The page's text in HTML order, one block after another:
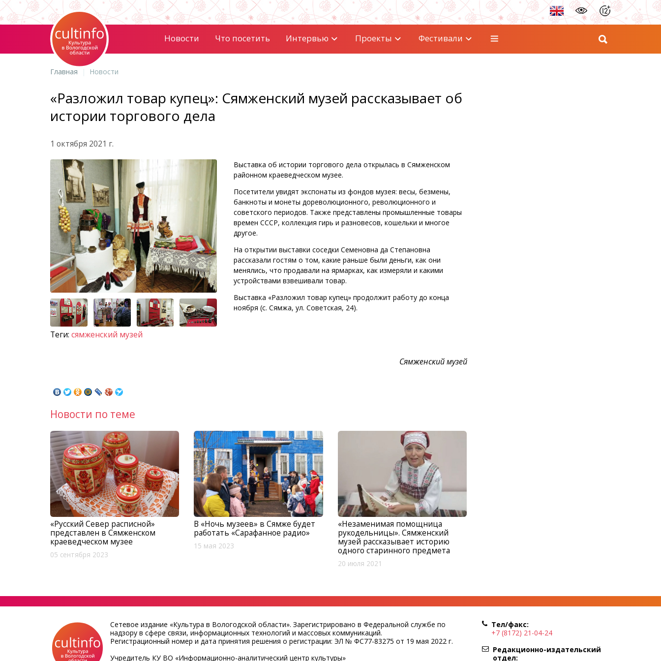
Новости Что посетить Интервью Проекты Фестивали
Главная Новости
«Разложил товар купец»: Сямженский музей рассказывает об
истории торгового дела
1 октября 2021 г.
Выставка об истории торгового дела открылась в Сямженском
районном краеведческом музее.
Посетители увидят экспонаты из фондов музея: весы, безмены,
банкноты и монеты дореволюционного, революционного и
советского периодов. Также представлены промышленные товары
времен СССР, коллекция гирь и разновесов, кошельки и многое
другое.
На открытии выставки соседки Семеновна да Степановна
рассказали гостям о том, какие раньше были деньги, как они
менялись, что продавали на ярмарках, как измеряли и какими
устройствами взвешивали товар.
Выставка «Разложил товар купец» продолжит работу до конца
ноября (с. Сямжа, ул. Советская, 24).
Теги: сямженский музей
Сямженский музей
Новости по теме
«Русский Север расписной»
представлен в Сямженском
краеведческом музее
05 сентября 2023
В «Ночь музеев» в Сямже будет
работать «Сарафанное радио»
15 мая 2023
«Незаменимая помощница
рукодельницы». Сямженский
музей рассказывает историю
одного старинного предмета
20 июля 2021
Сетевое издание «Культура в Вологодской области». Зарегистрировано в Федеральной службе по
надзору в сфере связи, информационных технологий и массовых коммуникаций.
Регистрационный номер и дата принятия решения о регистрации: ЭЛ № ФС77-83275 от 19 мая 2022 г.
Учредитель КУ ВО «Информационно-аналитический центр культуры»
Тел/факс:
+7 (8172) 21-04-24
Редакционно-издательский
отдел: